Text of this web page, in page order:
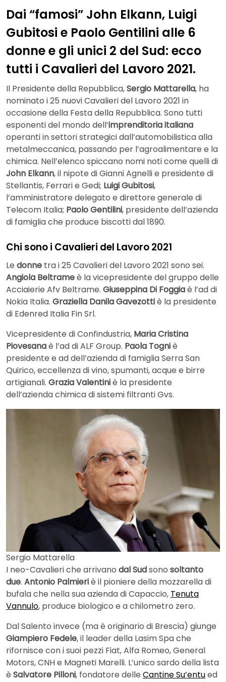
Dai “famosi” John Elkann, Luigi
Gubitosi e Paolo Gentilini alle 6
donne e gli unici 2 del Sud: ecco
tutti i Cavalieri del Lavoro 2021.
Il Presidente della Repubblica,Sergio Mattarella, ha
nominato i 25 nuovi Cavalieri del Lavoro 2021 in
occasione della Festa della Repubblica. Sono tutti
esponenti del mondo dell’imprenditoria italiana
operanti in settori strategici dall’automobilistica alla
metalmeccanica, passando per l’agroalimentare e la
chimica. Nell’elenco spiccano nomi noti come quelli di
John Elkann, il nipote di Gianni Agnelli e presidente di
Stellantis, Ferrari e Gedi; Luigi Gubitosi,
l’amministratore delegato e direttore generale di
Telecom Italia; Paolo Gentilini, presidente dell’azienda
di famiglia che produce biscotti dal 1890.
Chi sono i Cavalieri del Lavoro 2021
Le donne tra i 25 Cavalieri del Lavoro 2021 sono sei.
Angiola Beltrameè la vicepresidente del gruppo delle
Acciaierie Afv Beltrame. Giuseppina Di Foggiaè l’ad di
Nokia Italia. Graziella Danila Gavezottiè la presidente
di Edenred Italia Fin Srl.
Vicepresidente di Confindustria, Maria Cristina
Piovesanaè l’ad di ALF Group. Paola Togniè
presidente e ad dell’azienda di famiglia Serra San
Quirico, eccellenza di vino, spumanti, acque e birre
artigianali. Grazia Valentiniè la presidente
dell’azienda chimica di sistemi filtranti Gvs.
Sergio Mattarella
I neo-Cavalieri che arrivano dal Sudsono soltanto
due. Antonio Palmieriè il pioniere della mozzarella di
bufala che nella sua azienda di Capaccio, Tenuta
Vannulo, produce biologico e a chilometro zero.
Dal Salento invece (ma è originario di Brescia) giunge
Giampiero Fedele, il leader della Lasim Spa che
rifornisce con i suoi pezzi Fiat, Alfa Romeo, General
Motors, CNH e Magneti Marelli. L’unico sardo della lista
è Salvatore Pilloni, fondatore delle Cantine Su’entued